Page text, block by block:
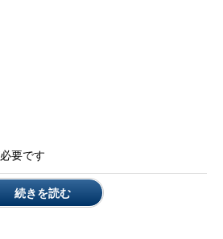
分析対象の理解と分析計画
脆弱性の発見と識別
要です
続きを読む